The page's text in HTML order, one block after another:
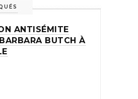
ANTISÉMITE
BUTCH À